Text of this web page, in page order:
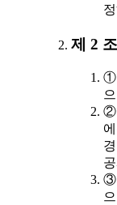
제 2
①
②
③